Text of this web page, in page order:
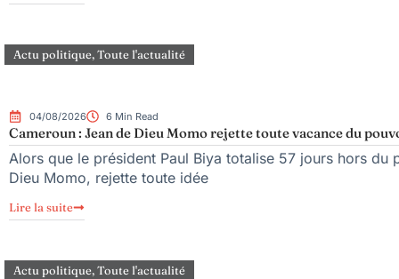
Actu politique,Toute l'actualité
04/08/2026 6 Min Read
Cameroun : Jean de Dieu Momo rejette toute vacance du
Alors que le président Paul Biya totalise 57 jours hors
Dieu Momo, rejette toute idée
Lire la suite
Actu politique,Toute l'actualité